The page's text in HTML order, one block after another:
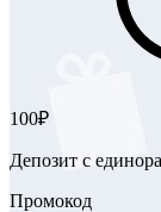
100₽
Депозит с
Промокод